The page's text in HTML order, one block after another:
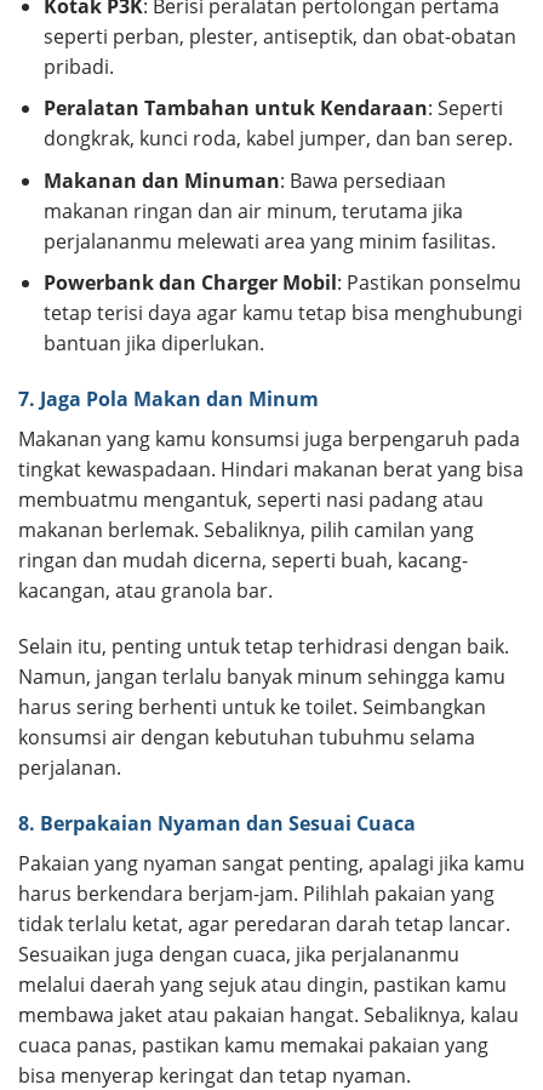
Kotak P3K: Berisi peralatan pertolongan pertama
seperti perban, plester, antiseptik, dan obat-obatan
pribadi.
Peralatan Tambahan untuk Kendaraan: Seperti
dongkrak, kunci roda, kabel jumper, dan ban serep.
Makanan dan Minuman: Bawa persediaan
makanan ringan dan air minum, terutama jika
perjalananmu melewati area yang minim fasilitas.
Powerbank dan Charger Mobil: Pastikan ponselmu
tetap terisi daya agar kamu tetap bisa menghubungi
bantuan jika diperlukan.
7. Jaga Pola Makan dan Minum
Makanan yang kamu konsumsi juga berpengaruh pada
tingkat kewaspadaan. Hindari makanan berat yang bisa
membuatmu mengantuk, seperti nasi padang atau
makanan berlemak. Sebaliknya, pilih camilan yang
ringan dan mudah dicerna, seperti buah, kacang-
kacangan, atau granola bar.
Selain itu, penting untuk tetap terhidrasi dengan baik.
Namun, jangan terlalu banyak minum sehingga kamu
harus sering berhenti untuk ke toilet. Seimbangkan
konsumsi air dengan kebutuhan tubuhmu selama
perjalanan.
8. Berpakaian Nyaman dan Sesuai Cuaca
Pakaian yang nyaman sangat penting, apalagi jika kamu
harus berkendara berjam-jam. Pilihlah pakaian yang
tidak terlalu ketat, agar peredaran darah tetap lancar.
Sesuaikan juga dengan cuaca, jika perjalananmu
melalui daerah yang sejuk atau dingin, pastikan kamu
membawa jaket atau pakaian hangat. Sebaliknya, kalau
cuaca panas, pastikan kamu memakai pakaian yang
bisa menyerap keringat dan tetap nyaman.